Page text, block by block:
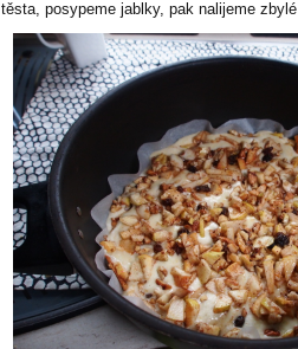
těsta, posypeme jablky, pak nalijeme